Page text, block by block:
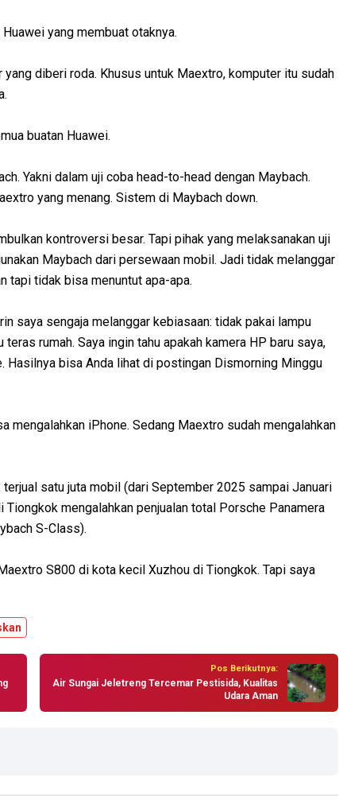
yang membuat otaknya.
diberi roda. Khusus untuk Maextro, komputer itu sudah
buatan Huawei.
Yakni dalam uji coba head-to-head dengan Maybach.
yang menang. Sistem di Maybach down.
kontroversi besar. Tapi pihak yang melaksanakan uji
Maybach dari persewaan mobil. Jadi tidak melanggar
tapi tidak bisa menuntut apa-apa.
saya sengaja melanggar kebiasaan: tidak pakai lampu
rumah. Saya ingin tahu apakah kamera HP baru saya,
Hasilnya bisa Anda lihat di postingan Dismorning Minggu
mengalahkan iPhone. Sedang Maextro sudah mengalahkan
satu juta mobil (dari September 2025 sampai Januari
mengalahkan penjualan total Porsche Panamera
S-Class).
S800 di kota kecil Xuzhou di Tiongkok. Tapi saya
Pos Berikutnya:
Air Sungai Jeletreng Tercemar Pestisida, Kualitas
Udara Aman